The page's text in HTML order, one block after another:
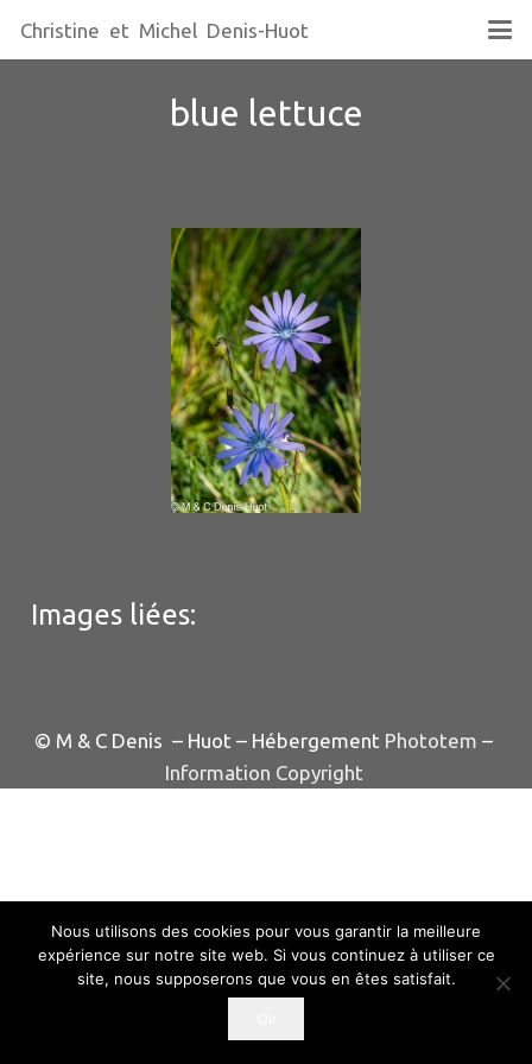
Christine et Michel Denis-Huot
blue lettuce
Images liées:
© M & C Denis – Huot – Hébergement Phototem –
Information Copyright
Nous utilisons des cookies pour vous garantir la meilleure
expérience sur notre site web. Si vous continuez à utiliser ce
site, nous supposerons que vous en êtes satisfait.